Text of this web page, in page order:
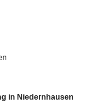
in Niedernhausen